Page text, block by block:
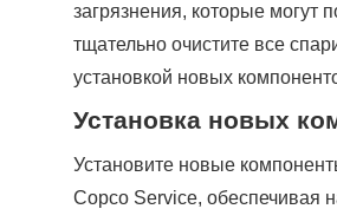
загрязнения, которые могут
тщательно очистите все
установкой новых
Установка новых
Установите новые
Copco Service, обеспечивая